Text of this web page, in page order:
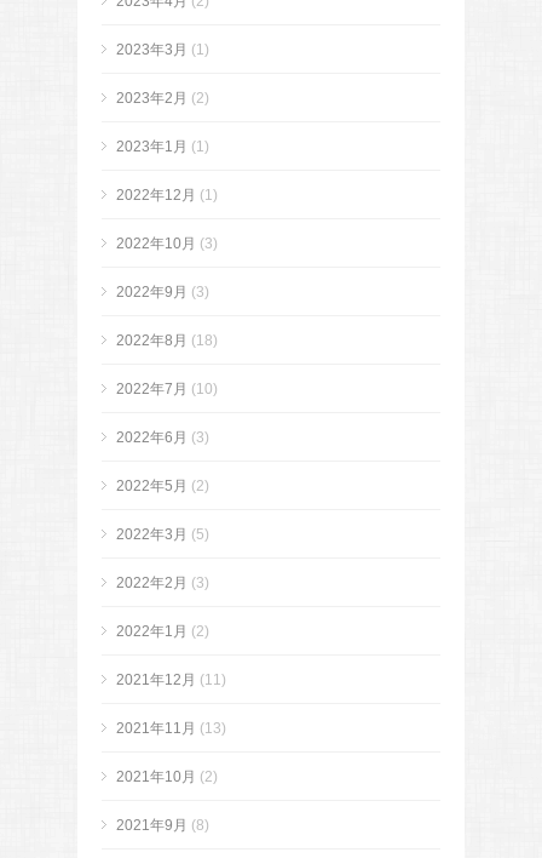
2023年3月 (1)
2023年2月 (2)
2023年1月 (1)
2022年12月 (1)
2022年10月 (3)
2022年9月 (3)
2022年8月 (18)
2022年7月 (10)
2022年6月 (3)
2022年5月 (2)
2022年3月 (5)
2022年2月 (3)
2022年1月 (2)
2021年12月 (11)
2021年11月 (13)
2021年10月 (2)
2021年9月 (8)